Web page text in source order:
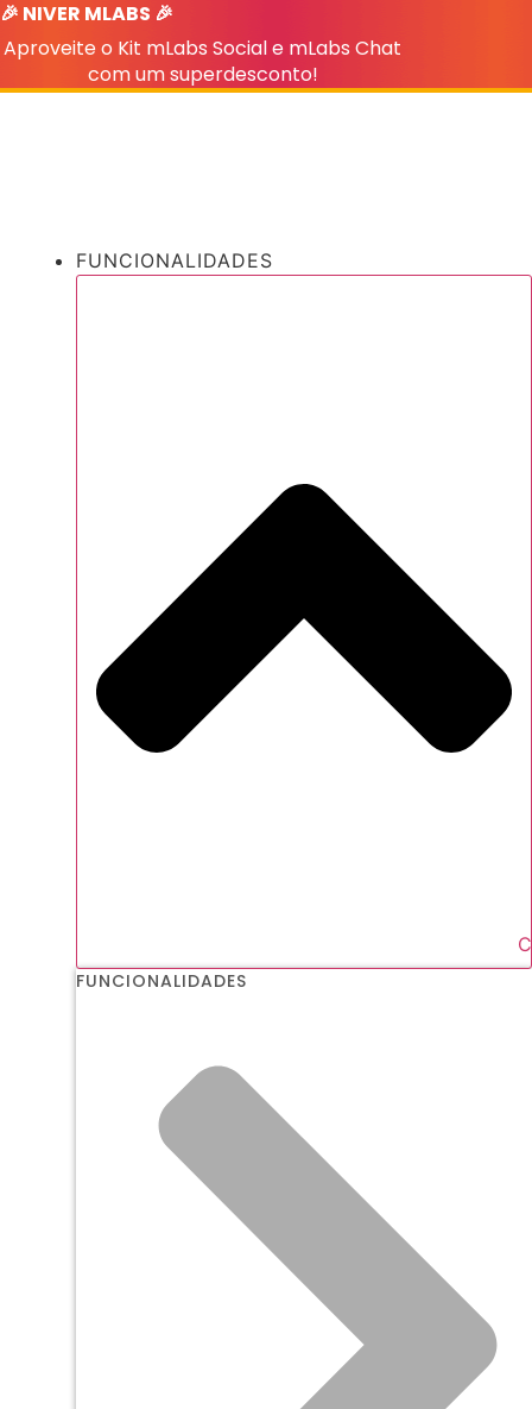
Ir
para
conteúdo
🎉 NIVER MLABS 🎉
Aproveite o Kit mLabs Social e mLabs Chat
com um superdesconto!
FUNCIONALIDADES
FUNCIONALIDADES